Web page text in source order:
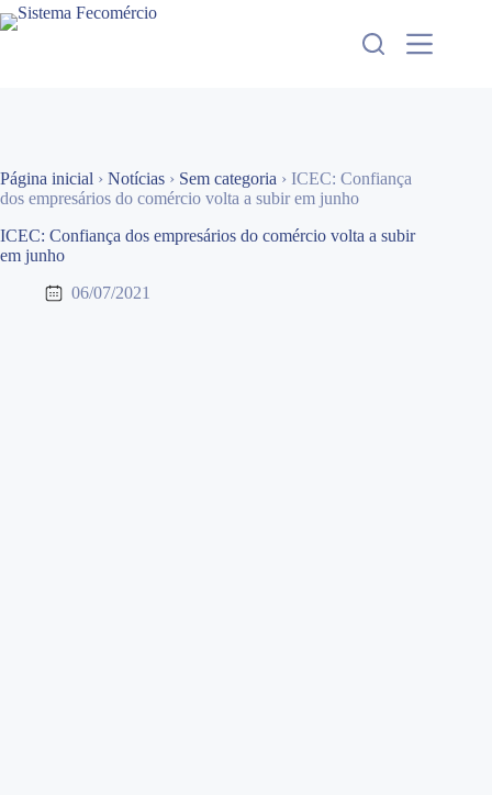
Pular
para
Página inicial › Notícias › Sem categoria › ICEC: Confiança
dos empresários do comércio volta a subir em junho
ICEC: Confiança dos empresários do comércio volta a subir
em junho
06/07/2021